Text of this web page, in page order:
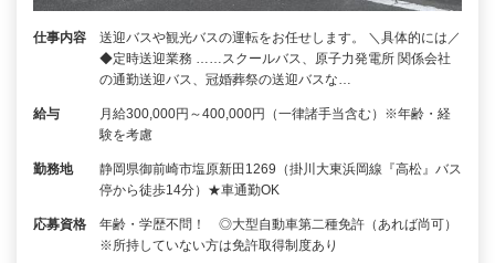
仕事内容
送迎バスや観光バスの運転をお任せします。 ＼具体的には／
◆定時送迎業務 ……スクールバス、原子力発電所 関係会社
の通勤送迎バス、冠婚葬祭の送迎バスな…
給与
月給300,000円～400,000円（一律諸手当含む）※年齢・経
験を考慮
勤務地
静岡県御前崎市塩原新田1269（掛川大東浜岡線『高松』バス
停から徒歩14分）★車通勤OK
応募資格
年齢・学歴不問！ ◎大型自動車第二種免許（あれば尚可）
※所持していない方は免許取得制度あり